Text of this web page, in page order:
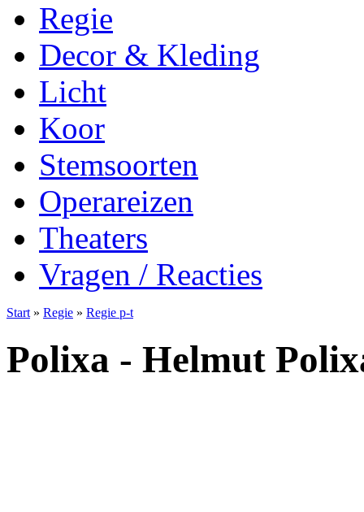
Regie
Decor & Kleding
Licht
Koor
Stemsoorten
Operareizen
Theaters
Vragen / Reacties
Start » Regie » Regie p-t
Polixa - Helmut